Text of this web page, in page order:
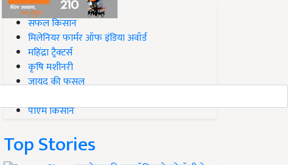
#Top on Krishi Jagran
सफल किसान
मिलेनियर फार्मर ऑफ इंडिया अवॉर्ड
महिंद्रा ट्रैक्टर्स
कृषि मशीनरी
जायद की फसल
पीएम किसान
Top Stories